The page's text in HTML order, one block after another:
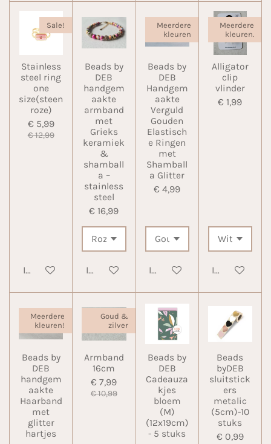
Sale!
Stainless
steel ring
one
size(steen
roze)
€ 5,99
€ 12,99
In winkelwagen
Beads by
DEB
handgem
aakte
armband
met
Grieks
keramiek
&
shamball
a –
stainless
steel
€ 16,99
In winkelwagen
Meerdere
kleuren
Beads by
DEB
Handgem
aakte
Verguld
Gouden
Elastisch
e Ringen
met
Shamball
a Glitter
€ 4,99
In winkelwagen
Meerdere
kleuren.
Alligator
clip
vlinder
€ 1,99
In
Meerdere
kleuren!
Beads by
DEB
handgem
aakte
Haarband
met
glitter
hartjes
Goud &
zilver
Armband
16cm
€ 7,99
€ 10,99
Beads by
DEB
Cadeauza
kjes
bloem
(M)
(12x19cm)
- 5 stuks
Beads
byDEB
sluitstick
ers
metalic
(5cm)-10
stuks
€ 0,99